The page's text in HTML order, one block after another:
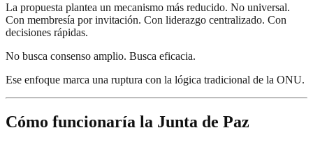
La propuesta plantea un mecanismo más reducido. No universal.
Con membresía por invitación. Con liderazgo centralizado. Con
decisiones rápidas.
No busca consenso amplio. Busca eficacia.
Ese enfoque marca una ruptura con la lógica tradicional de la ONU.
Cómo funcionaría la Junta de Paz